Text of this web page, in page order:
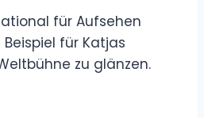
für Aufsehen
für Katjas
zu glänzen.